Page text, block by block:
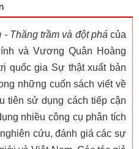
- Thăng trầm và đột phá của
và Vương Quân Hoàng
quốc gia Sự thật xuất bản
những cuốn sách viết về
tiên sử dụng cách tiếp cận
nhiều công cụ phân tích
cứu, đánh giá các sự